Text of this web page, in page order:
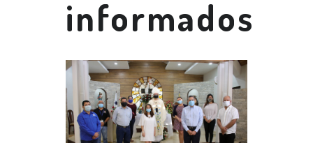
informados